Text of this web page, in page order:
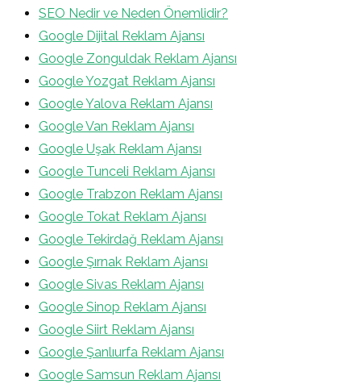
SEO Nedir ve Neden Önemlidir?
Google Dijital Reklam Ajansı
Google Zonguldak Reklam Ajansı
Google Yozgat Reklam Ajansı
Google Yalova Reklam Ajansı
Google Van Reklam Ajansı
Google Uşak Reklam Ajansı
Google Tunceli Reklam Ajansı
Google Trabzon Reklam Ajansı
Google Tokat Reklam Ajansı
Google Tekirdağ Reklam Ajansı
Google Şırnak Reklam Ajansı
Google Sivas Reklam Ajansı
Google Sinop Reklam Ajansı
Google Siirt Reklam Ajansı
Google Şanlıurfa Reklam Ajansı
Google Samsun Reklam Ajansı